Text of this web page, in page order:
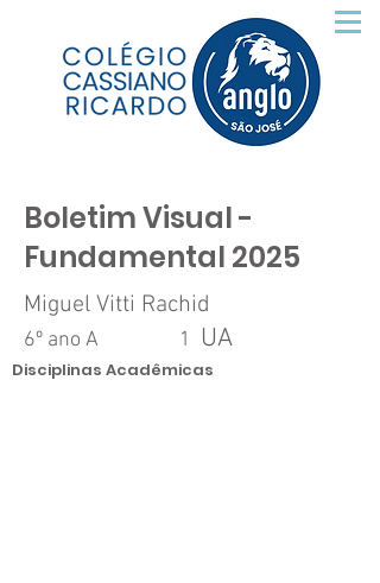
Boletim Visual -
Fundamental 2025
Miguel Vitti Rachid
6º ano A 1 UA
Disciplinas Acadêmicas